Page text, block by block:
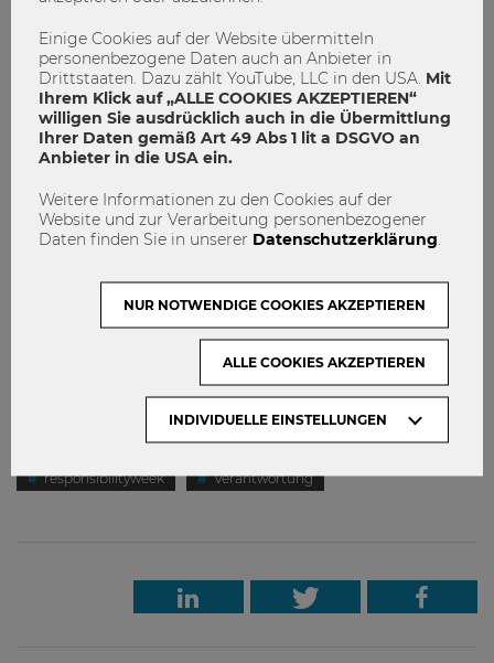
Feedback?
Was bedeutet für Sie Vielfalt? Wie nehmen Sie die Vielfalt
in Ihrem Arbeitsumfeld wahr, wo erleben Sie sie als
Bereicherung und wo stoßen Sie an Grenzen? Wir freuen
bitte senden Sie diese ansonja.lydtin@wu.ac.at.
#responsibilityweek #gender #diversity #inklusion
#verantwortung #responsibility
Gender Inklusion
responsibility
responsibilityweek
Verantwortung
Einige Cookies auf der Website übermitteln
personenbezogene Daten auch an Anbieter in
Drittstaaten. Dazu zählt YouTube, LLC in den USA. Mit
Ihrem Klick auf „ALLE COOKIES AKZEPTIEREN“
willigen Sie ausdrücklich auch in die Übermittlung
Ihrer Daten gemäß Art 49 Abs 1 lit a DSGVO an
Anbieter in die USA ein.
Weitere Informationen zu den Cookies auf der
Website und zur Verarbeitung personenbezogener
Daten finden Sie in unserer Datenschutzerklärung
INDIVIDUELLE EINSTELLUNGEN
NUR NOTWENDIGE COOKIES AKZEPTIEREN
ALLE COOKIES AKZEPTIEREN